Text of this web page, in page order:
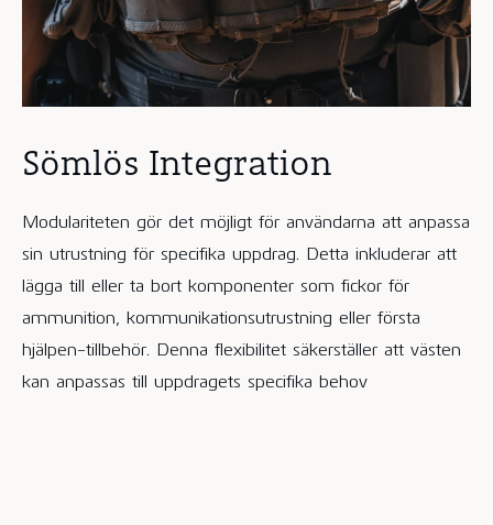
Sömlös Integration
Modulariteten gör det möjligt för användarna att anpassa
sin utrustning för specifika uppdrag. Detta inkluderar att
lägga till eller ta bort komponenter som fickor för
ammunition, kommunikationsutrustning eller första
hjälpen-tillbehör. Denna flexibilitet säkerställer att västen
kan anpassas till uppdragets specifika behov